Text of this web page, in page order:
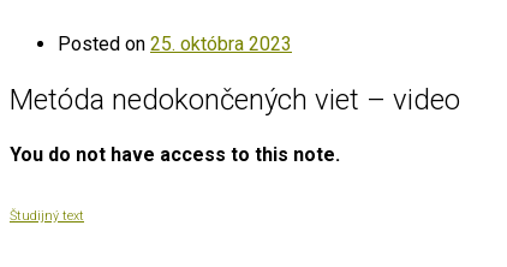
Posted on 25. októbra 2023
Metóda nedokončených viet – video
You do not have access to this note.
Študijný text